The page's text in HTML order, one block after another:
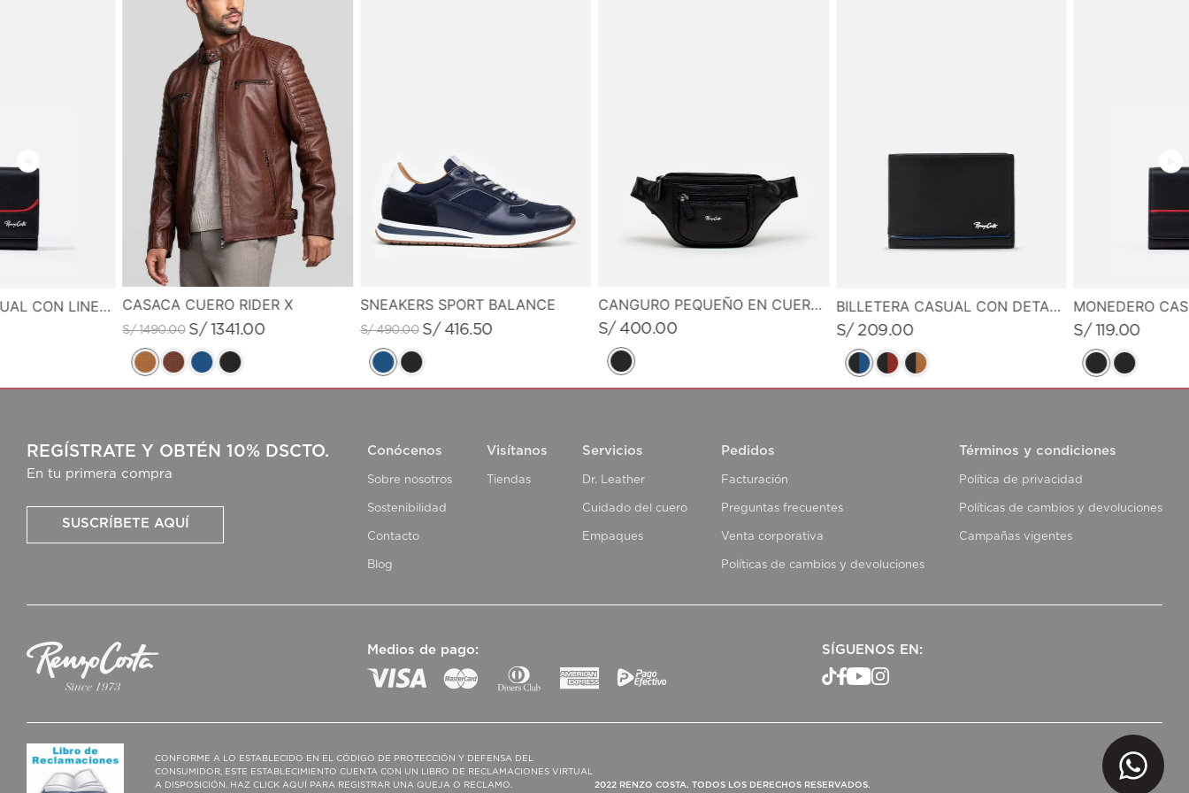
MONEDERO CASUAL CON LINEA DE COLOR EN CONTRASTE CASACA CUERO RIDER X
S/ 1490.00 S/ 1341.00
SNEAKERS SPORT BALANCE
S/ 490.00 S/ 416.50
CANGURO PEQUEÑO EN CUERO GRABADO
S/ 400.00
BILLETERA CASUAL CON DETALLE DE LINEA EN CONTRASTE
S/ 209.00 S/ 119.00
REGÍSTRATE Y OBTÉN 10% DSCTO.
En tu primera compra
SUSCRÍBETE AQUÍ
Conócenos
Sobre nosotros
Sostenibilidad
Contacto
Blog
Visítanos
Tiendas
Servicios
Dr. Leather
Cuidado del cuero
Empaques
Pedidos
Facturación
Preguntas frecuentes
Venta corporativa
Políticas de cambios y devoluciones
Términos y condiciones
Política de privacidad
Políticas de cambios y devoluciones
Campañas vigentes
Medios de pago: SÍGUENOS EN:
CONFORME A LO ESTABLECIDO EN EL CÓDIGO DE PROTECCIÓN Y DEFENSA DEL
CONSUMIDOR, ESTE ESTABLECIMIENTO CUENTA CON UN LIBRO DE RECLAMACIONES VIRTUAL
A DISPOSICIÓN. HAZ CLICK AQUÍ PARA REGISTRAR UNA QUEJA O RECLAMO.
2022 RENZO COSTA. TODOS LOS DERECHOS RESERVADOS.